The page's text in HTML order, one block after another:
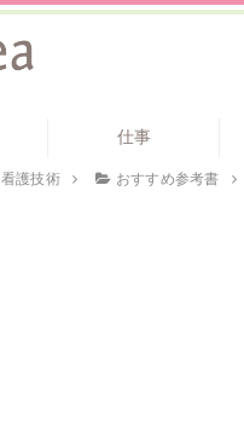
仕事
看護技術 おすすめ参考書